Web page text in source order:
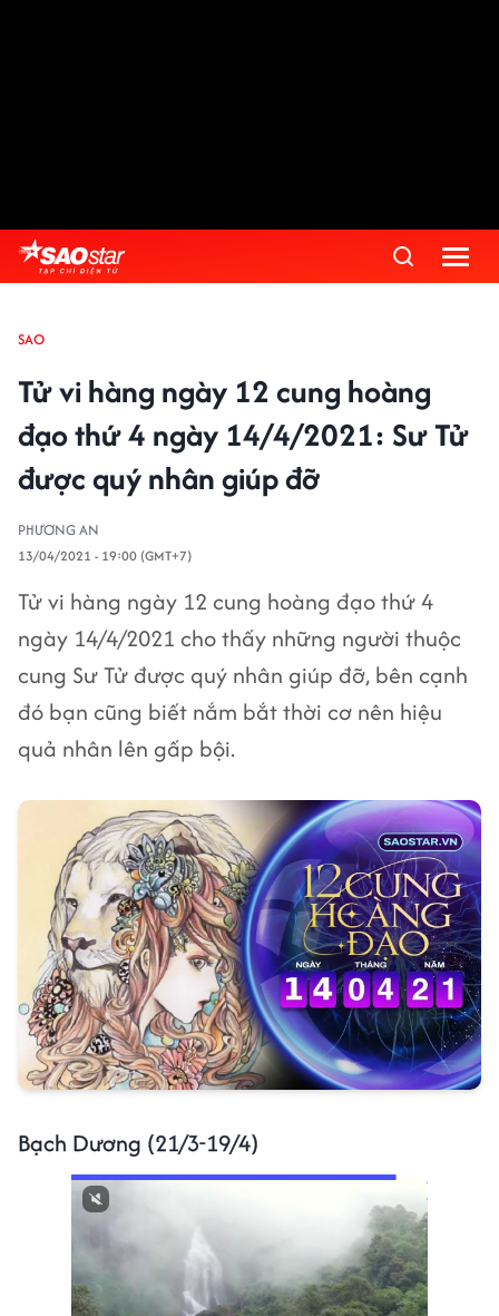
SAO
Tử vi hàng ngày 12 cung hoàng
đạo thứ 4 ngày 14/4/2021: Sư Tử
được quý nhân giúp đỡ
PHƯƠNG AN
13/04/2021 - 19:00 (GMT+7)
Tử vi hàng ngày 12 cung hoàng đạo thứ 4
ngày 14/4/2021 cho thấy những người thuộc
cung Sư Tử được quý nhân giúp đỡ, bên cạnh
đó bạn cũng biết nắm bắt thời cơ nên hiệu
quả nhân lên gấp bội.
Bạch Dương (21/3-19/4)